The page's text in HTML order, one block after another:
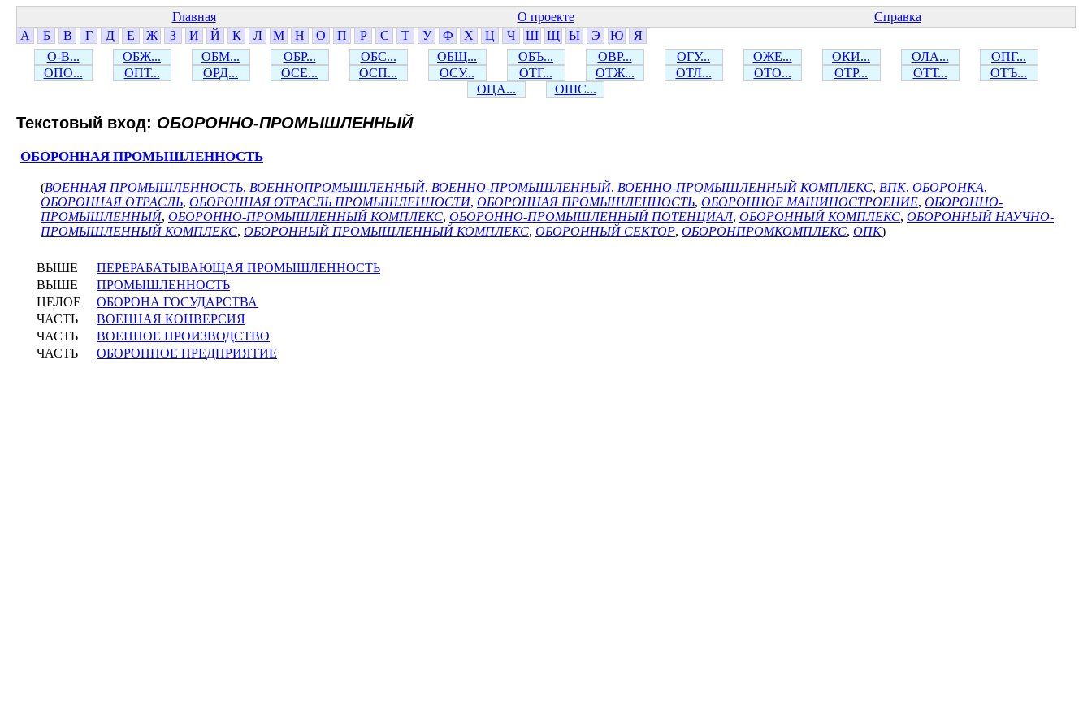
Главная О проекте
Справка
А
Б В Г Д Е Ж З И Й К Л М Н О П Р С Т У Ф Х Ц Ч Ш Щ Ы Э Ю
Я
О-В...
ОБЖ... ОБМ... ОБР... ОБС... ОБЩ... ОБЪ... ОВР... ОГУ... ОЖЕ... ОКИ... ОЛА...
ОПГ...
ОПО...
ОПТ... ОРД... ОСЕ... ОСП... ОСУ... ОТГ... ОТЖ... ОТЛ... ОТО... ОТР... ОТТ...
ОТЪ...
ОЦА...
ОШС...
Текстовый вход: ОБОРОННО-ПРОМЫШЛЕННЫЙ
ОБОРОННАЯ ПРОМЫШЛЕННОСТЬ
(ВОЕННАЯ ПРОМЫШЛЕННОСТЬ, ВОЕННОПРОМЫШЛЕННЫЙ, ВОЕННО-ПРОМЫШЛЕННЫЙ, ВОЕННО-ПРОМЫШЛЕННЫЙ КОМПЛЕКС, ВПК, ОБОРОНКА,
ОБОРОННАЯ ОТРАСЛЬ, ОБОРОННАЯ ОТРАСЛЬ ПРОМЫШЛЕННОСТИ, ОБОРОННАЯ ПРОМЫШЛЕННОСТЬ, ОБОРОННОЕ МАШИНОСТРОЕНИЕ, ОБОРОННО-
ПРОМЫШЛЕННЫЙ, ОБОРОННО-ПРОМЫШЛЕННЫЙ КОМПЛЕКС, ОБОРОННО-ПРОМЫШЛЕННЫЙ ПОТЕНЦИАЛ, ОБОРОННЫЙ КОМПЛЕКС, ОБОРОННЫЙ НАУЧНО-
ПРОМЫШЛЕННЫЙ КОМПЛЕКС, ОБОРОННЫЙ ПРОМЫШЛЕННЫЙ КОМПЛЕКС, ОБОРОННЫЙ СЕКТОР, ОБОРОНПРОМКОМПЛЕКС, ОПК)
ВЫШЕ
ПЕРЕРАБАТЫВАЮЩАЯ ПРОМЫШЛЕННОСТЬ
ВЫШЕ
ПРОМЫШЛЕННОСТЬ
ЦЕЛОЕ
ОБОРОНА ГОСУДАРСТВА
ЧАСТЬ
ВОЕННАЯ КОНВЕРСИЯ
ЧАСТЬ
ВОЕННОЕ ПРОИЗВОДСТВО
ЧАСТЬ
ОБОРОННОЕ ПРЕДПРИЯТИЕ